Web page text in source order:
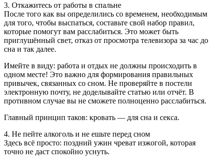
3. Откажитесь от работы в спальне
После того как вы определились со временем, необходимым
для того, чтобы выспаться, составьте свой набор правил,
которые помогут вам расслабиться. Это может быть
приглушённый свет, отказ от просмотра телевизора за час до
сна и так далее.
Имейте в виду: работа и отдых не должны происходить в
одном месте! Это важно для формирования правильных
привычек, связанных со сном. Не проверяйте в постели
электронную почту, не доделывайте статью или отчёт. В
противном случае вы не сможете полноценно расслабиться.
Главный принцип таков: кровать — для сна и секса.
4. Не пейте алкоголь и не ешьте перед сном
Здесь всё просто: поздний ужин чреват изжогой, которая
точно не даст спокойно уснуть.